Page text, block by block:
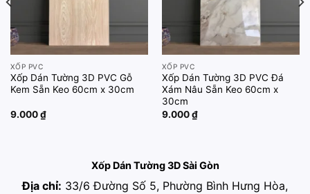
XỐP PVC
Xốp Dán Tường 3D PVC Gỗ
Kem Sẵn Keo 60cm x 30cm
9.000₫
XỐP PVC
Xốp Dán Tường 3D PVC Đá
Xám Nâu Sẵn Keo 60cm x
30cm
9.000₫
Xốp Dán Tường 3D Sài Gòn
Địa chỉ: 33/6 Đường Số 5, Phường Bình Hưng Hòa,